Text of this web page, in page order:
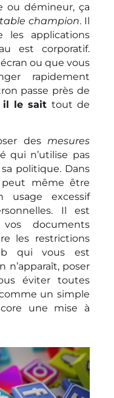
ou démineur, ça
champion. Il
les applications
est corporatif.
ou que vous
rapidement
passe près de
il le sait tout de
des mesures
qui n’utilise pas
politique. Dans
peut même être
usage excessif
Il est
documents
les restrictions
qui vous est
n’apparaît, poser
éviter toutes
un simple
une mise à